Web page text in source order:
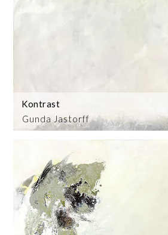
Gunda Jastorff
Kontrast